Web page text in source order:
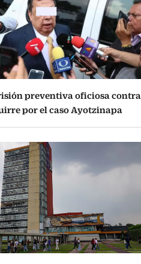
preventiva oficiosa contra
por el caso Ayotzinapa